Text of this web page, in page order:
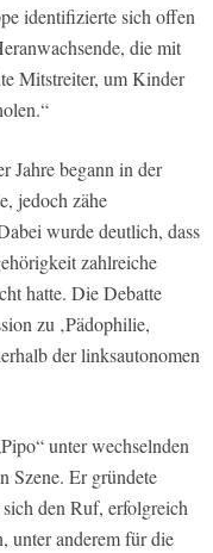
identifizierte sich offen
die mit
Mitstreiter, um Kinder
Jahre begann in der
jedoch zähe
wurde deutlich, dass
zahlreiche
hatte. Die Debatte
zu ‚Pädophilie,
der linksautonomen
unter wechselnden
Szene. Er gründete
den Ruf, erfolgreich
unter anderem für die